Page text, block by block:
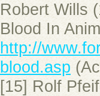
Robert Wills
Blood In
http://
blood.asp
[15] Rolf